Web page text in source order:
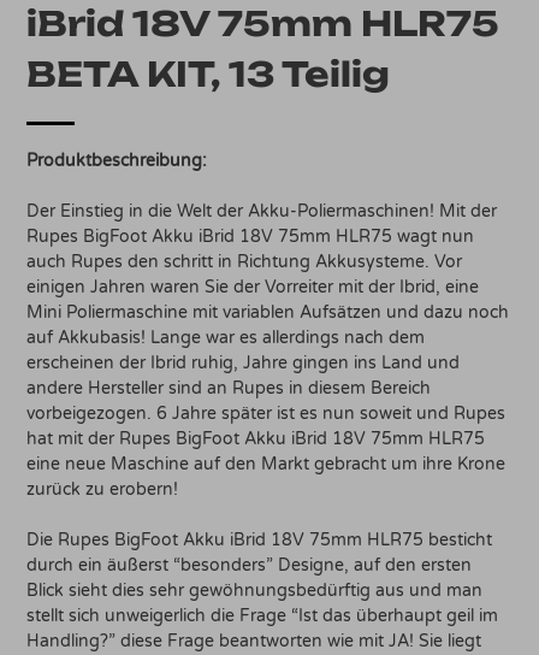
iBrid 18V 75mm HLR75
BETA KIT, 13 Teilig
Produktbeschreibung:
Der Einstieg in die Welt der Akku-Poliermaschinen! Mit der
Rupes BigFoot Akku iBrid 18V 75mm HLR75 wagt nun
auch Rupes den schritt in Richtung Akkusysteme. Vor
einigen Jahren waren Sie der Vorreiter mit der Ibrid, eine
Mini Poliermaschine mit variablen Aufsätzen und dazu noch
auf Akkubasis! Lange war es allerdings nach dem
erscheinen der Ibrid ruhig, Jahre gingen ins Land und
andere Hersteller sind an Rupes in diesem Bereich
vorbeigezogen. 6 Jahre später ist es nun soweit und Rupes
hat mit der Rupes BigFoot Akku iBrid 18V 75mm HLR75
eine neue Maschine auf den Markt gebracht um ihre Krone
zurück zu erobern!
Die Rupes BigFoot Akku iBrid 18V 75mm HLR75 besticht
durch ein äußerst “besonders” Designe, auf den ersten
Blick sieht dies sehr gewöhnungsbedürftig aus und man
stellt sich unweigerlich die Frage “Ist das überhaupt geil im
Handling?” diese Frage beantworten wie mit JA! Sie liegt